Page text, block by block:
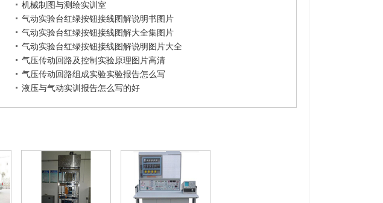
机械制图与测绘实训室
气动实验台红绿按钮接线图解说明书图片
气动实验台红绿按钮接线图解大全集图片
气动实验台红绿按钮接线图解说明图片大全
气压传动回路及控制实验原理图片高清
气压传动回路组成实验实验报告怎么写
液压与气动实训报告怎么写的好